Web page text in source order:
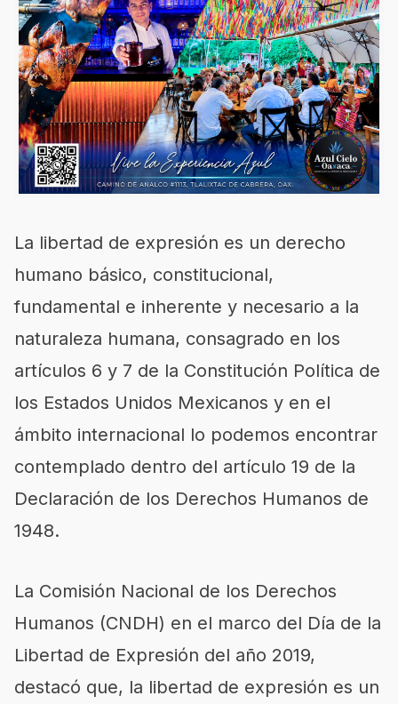
La libertad de expresión es un derecho
humano básico, constitucional,
fundamental e inherente y necesario a la
naturaleza humana, consagrado en los
artículos 6 y 7 de la Constitución Política de
los Estados Unidos Mexicanos y en el
ámbito internacional lo podemos encontrar
contemplado dentro del artículo 19 de la
Declaración de los Derechos Humanos de
1948.
La Comisión Nacional de los Derechos
Humanos (CNDH) en el marco del Día de la
Libertad de Expresión del año 2019,
destacó que, la libertad de expresión es un